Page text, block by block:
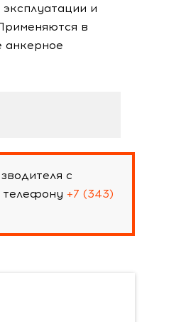
и
в
анкерное
с
телефону +7 (343)